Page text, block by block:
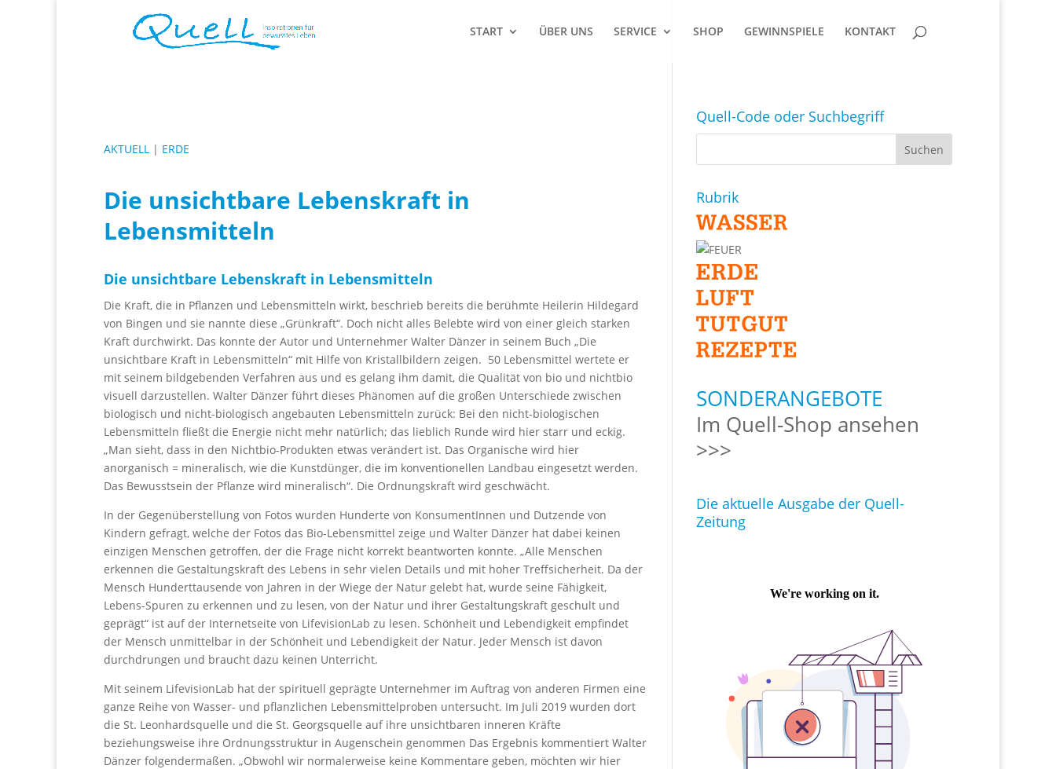
START ÜBER UNS SERVICE SHOP GEWINNSPIELE KONTAKT
AKTUELL | ERDE
Die unsichtbare Lebenskraft in
Lebensmitteln
Die unsichtbare Lebenskraft in Lebensmitteln
Die Kraft, die in Pflanzen und Lebensmitteln wirkt, beschrieb bereits die berühmte Heilerin Hildegard
von Bingen und sie nannte diese „Grünkraft“. Doch nicht alles Belebte wird von einer gleich starken
Kraft durchwirkt. Das konnte der Autor und Unternehmer Walter Dänzer in seinem Buch „Die
unsichtbare Kraft in Lebensmitteln“ mit Hilfe von Kristallbildern zeigen. 50 Lebensmittel wertete er
mit seinem bildgebenden Verfahren aus und es gelang ihm damit, die Qualität von bio und nichtbio
visuell darzustellen. Walter Dänzer führt dieses Phänomen auf die großen Unterschiede zwischen
biologisch und nicht-biologisch angebauten Lebensmitteln zurück: Bei den nicht-biologischen
Lebensmitteln fließt die Energie nicht mehr natürlich; das lieblich Runde wird hier starr und eckig.
„Man sieht, dass in den Nichtbio-Produkten etwas verändert ist. Das Organische wird hier
anorganisch = mineralisch, wie die Kunstdünger, die im konventionellen Landbau eingesetzt werden.
Das Bewusstsein der Pflanze wird mineralisch“. Die Ordnungskraft wird geschwächt.
In der Gegenüberstellung von Fotos wurden Hunderte von KonsumentInnen und Dutzende von
Kindern gefragt, welche der Fotos das Bio-Lebensmittel zeige und Walter Dänzer hat dabei keinen
einzigen Menschen getroffen, der die Frage nicht korrekt beantworten konnte. „Alle Menschen
erkennen die Gestaltungskraft des Lebens in sehr vielen Details und mit hoher Treffsicherheit. Da der
Mensch Hunderttausende von Jahren in der Wiege der Natur gelebt hat, wurde seine Fähigkeit,
Lebens-Spuren zu erkennen und zu lesen, von der Natur und ihrer Gestaltungskraft geschult und
geprägt“ ist auf der Internetseite von LifevisionLab zu lesen. Schönheit und Lebendigkeit empfindet
der Mensch unmittelbar in der Schönheit und Lebendigkeit der Natur. Jeder Mensch ist davon
durchdrungen und braucht dazu keinen Unterricht.
Mit seinem LifevisionLab hat der spirituell geprägte Unternehmer im Auftrag von anderen Firmen eine
ganze Reihe von Wasser- und pflanzlichen Lebensmittelproben untersucht. Im Juli 2019 wurden dort
die St. Leonhardsquelle und die St. Georgsquelle auf ihre unsichtbaren inneren Kräfte
beziehungsweise ihre Ordnungsstruktur in Augenschein genommen Das Ergebnis kommentiert Walter
Dänzer folgendermaßen. „Obwohl wir normalerweise keine Kommentare geben, möchten wir hier
Quell-Code oder Suchbegriff
Rubrik
SONDERANGEBOTE
Im Quell-Shop ansehen
>>>
Die aktuelle Ausgabe der Quell-
Zeitung